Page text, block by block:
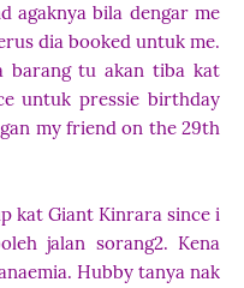
agaknya bila dengar me
dia booked untuk me.
barang tu akan tiba kat
untuk pressie birthday
my friend on the 29th
kat Giant Kinrara since i
jalan sorang2. Kena
Hubby tanya nak